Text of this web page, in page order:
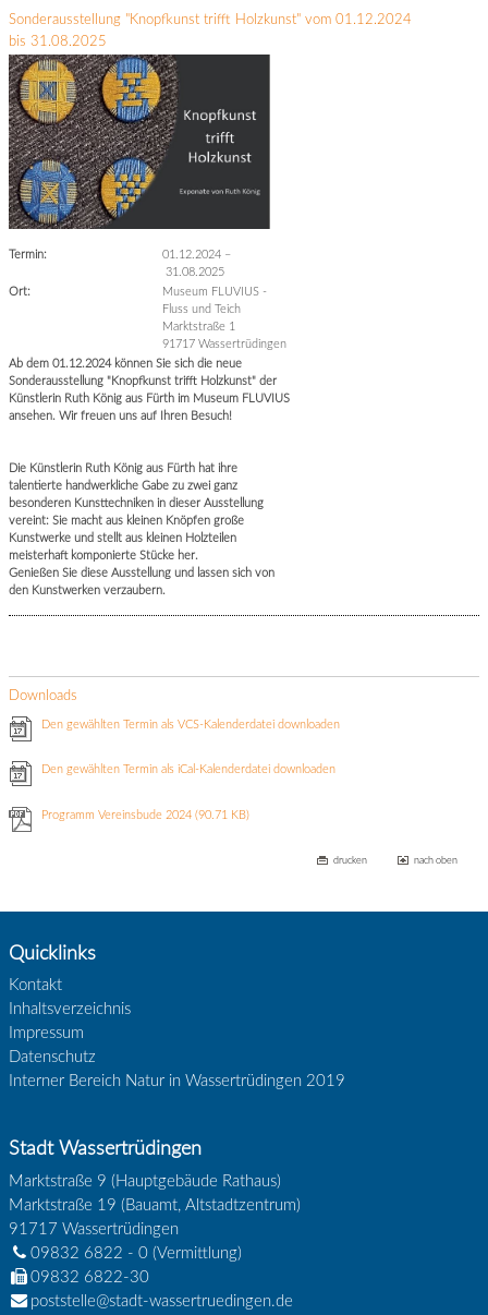
Sonderausstellung "Knopfkunst trifft Holzkunst" vom 01.12.2024
bis 31.08.2025
Termin: 01.12.2024 –
31.08.2025
Ort:
Museum FLUVIUS -
Fluss und Teich
Marktstraße 1
91717 Wassertrüdingen
Ab dem 01.12.2024 können Sie sich die neue
Sonderausstellung "Knopfkunst trifft Holzkunst" der
Künstlerin Ruth König aus Fürth im Museum FLUVIUS
ansehen. Wir freuen uns auf Ihren Besuch!
Die Künstlerin Ruth König aus Fürth hat ihre
talentierte handwerkliche Gabe zu zwei ganz
besonderen Kunsttechniken in dieser Ausstellung
vereint: Sie macht aus kleinen Knöpfen große
Kunstwerke und stellt aus kleinen Holzteilen
meisterhaft komponierte Stücke her.
Genießen Sie diese Ausstellung und lassen sich von
den Kunstwerken verzaubern.
Downloads
Den gewählten Termin als VCS-Kalenderdatei downloaden
Den gewählten Termin als iCal-Kalenderdatei downloaden
Programm Vereinsbude 2024(90.71 KB)
drucken nach oben
Quicklinks
Kontakt
Inhaltsverzeichnis
Impressum
Datenschutz
Interner Bereich Natur in Wassertrüdingen 2019
Stadt Wassertrüdingen
Marktstraße 9 (Hauptgebäude Rathaus)
Marktstraße 19 (Bauamt, Altstadtzentrum)
91717 Wassertrüdingen
09832 6822 - 0(Vermittlung)
09832 6822-30
poststelle@stadt-wassertruedingen.de